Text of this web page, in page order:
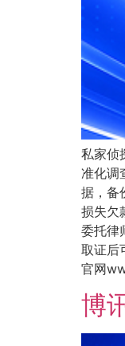
私家侦
准化调
据，备
损失欠
委托律
取证后
官网
博